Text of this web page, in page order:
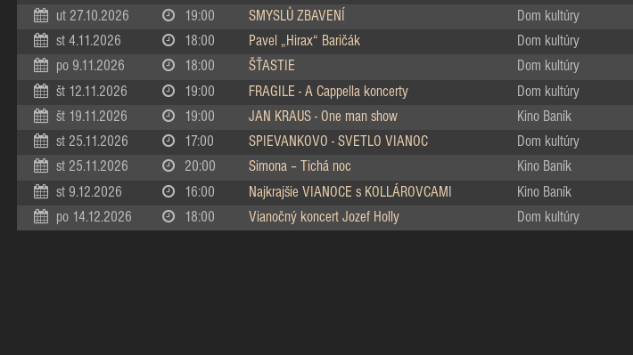
ut 27.10.2026 19:00 SMYSLŮ ZBAVENÍ Dom kultúry
st 4.11.2026 18:00 Pavel „Hirax“ Baričák Dom kultúry
po 9.11.2026 18:00 ŠŤASTIE Dom kultúry
št 12.11.2026 19:00 FRAGILE - A Cappella koncerty Dom kultúry
št 19.11.2026 19:00 JAN KRAUS - One man show Kino Baník
st 25.11.2026 17:00 SPIEVANKOVO - SVETLO VIANOC Dom kultúry
st 25.11.2026 20:00 Simona – Tichá noc Kino Baník
st 9.12.2026 16:00 Najkrajšie VIANOCE s KOLLÁROVCAMI Kino Baník
po 14.12.2026 18:00 Vianočný koncert Jozef Holly Dom kultúry